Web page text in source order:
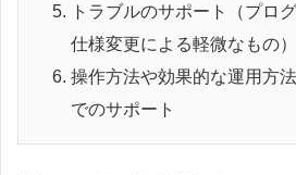
トラブルのサポート（プロ
仕様変更による軽微なもの）
操作方法や効果的な運用方
でのサポート